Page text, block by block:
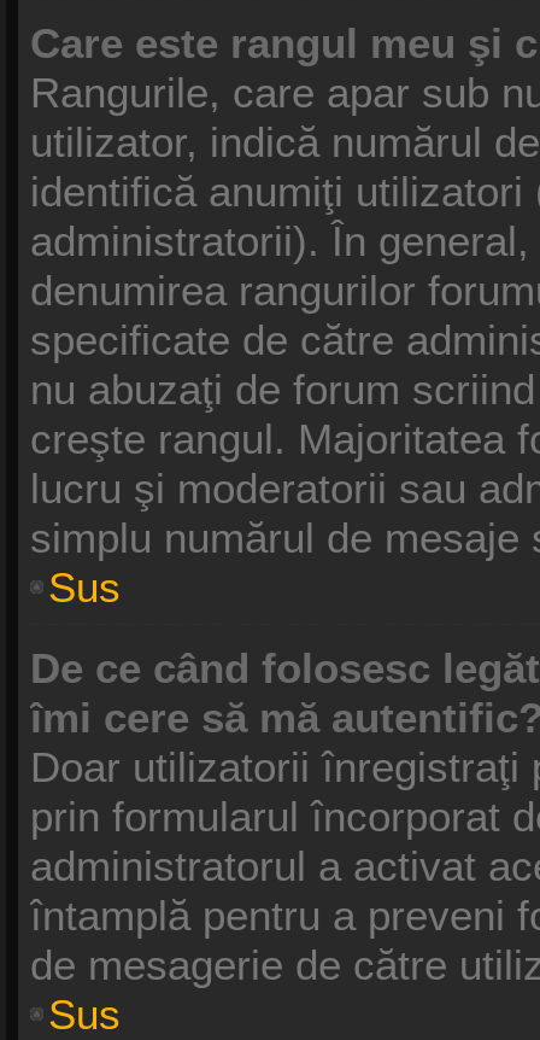
Care este rangul meu şi
Rangurile, care apar sub
utilizator, indică numărul
identifică anumiţi
administratorii). În
denumirea rangurilor
specificate de către
nu abuzaţi de forum
creşte rangul. Majoritatea
lucru şi moderatorii sau
simplu numărul de mesaje
Sus
De ce când folosesc
îmi cere să mă
Doar utilizatorii
prin formularul încorporat
administratorul a activat
întamplă pentru a preveni
de mesagerie de către
Sus